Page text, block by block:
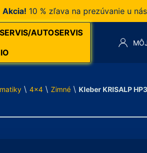
10 % zľava na prezúvanie u nás
AUTOSERVIS
\ 4x4 \ Zimné \ Kleber KRISALP